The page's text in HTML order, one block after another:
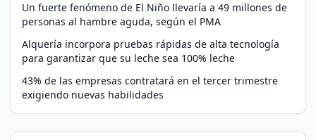
Un fuerte fenómeno de El Niño llevaría a 49 millones de
personas al hambre aguda, según el PMA
Alquería incorpora pruebas rápidas de alta tecnología
para garantizar que su leche sea 100% leche
43% de las empresas contratará en el tercer trimestre
exigiendo nuevas habilidades